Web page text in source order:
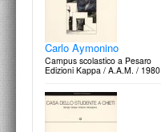
Costantino Dardi
Semplice, lineare, complesso
Magma Editrice / 1976
Carlo Aymonino
Campus scolastico a Pesaro
Edizioni Kappa / A.A.M. / 1980